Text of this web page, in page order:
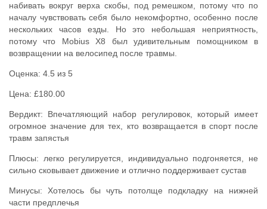
набивать вокруг верха скобы, под ремешком, потому что по
началу чувствовать себя было некомфортно, особенно после
нескольких часов езды. Но это небольшая неприятность,
потому что Mobius X8 был удивительным помощником в
возвращении на велосипед после травмы.
Оценка: 4.5 из 5
Цена: £180.00
Вердикт: Впечатляющий набор регулировок, который имеет
огромное значение для тех, кто возвращается в спорт после
травм запястья
Плюсы: легко регулируется, индивидуально подгоняется, не
сильно сковывает движение и отлично поддерживает сустав
Минусы: Хотелось бы чуть потолще подкладку на нижней
части предплечья